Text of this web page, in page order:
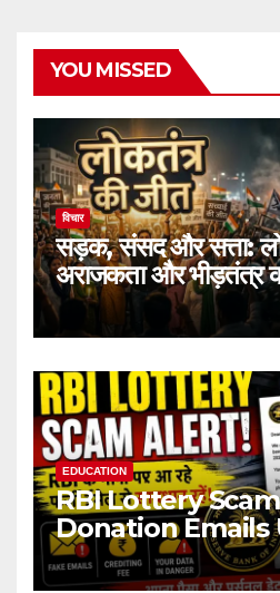
YOU MISSED
विचार
सड़क, संसद और सत्ता:
अराजकता और
EDUCATION
RBI Lottery
Donation Emails
Name Target